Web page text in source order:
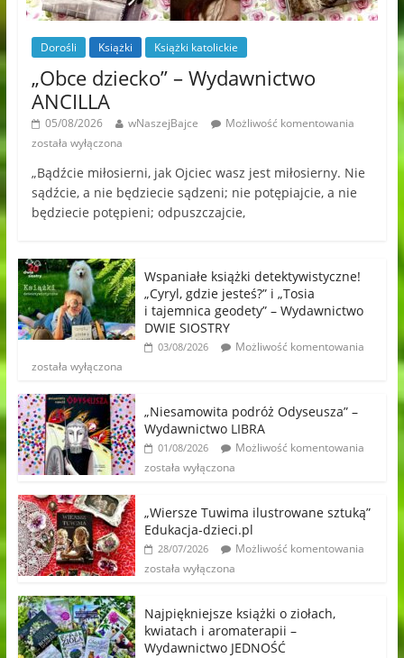
Dorośli Książki Książki katolickie
„Obce dziecko” – Wydawnictwo
ANCILLA
05/08/2026 wNaszejBajce
Możliwość komentowania
została wyłączona
„Bądźcie miłosierni, jak Ojciec wasz jest miłosierny. Nie
sądźcie, a nie będziecie sądzeni; nie potępiajcie, a nie
będziecie potępieni; odpuszczajcie,
Wspaniałe książki detektywistyczne!
„Cyryl, gdzie jesteś?” i „Tosia
i tajemnica geodety” – Wydawnictwo
DWIE SIOSTRY
03/08/2026
Możliwość komentowania
została wyłączona
„Niesamowita podróż Odyseusza” –
Wydawnictwo LIBRA
01/08/2026
Możliwość komentowania
została wyłączona
„Wiersze Tuwima ilustrowane sztuką”
Edukacja-dzieci.pl
28/07/2026
Możliwość komentowania
została wyłączona
Najpiękniejsze książki o ziołach,
kwiatach i aromaterapii –
Wydawnictwo JEDNOŚĆ